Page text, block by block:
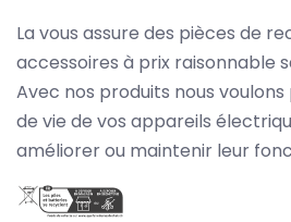
La vous assure des pièces de
accessoires à prix raisonnable
Avec nos produits nous
de vie de vos appareils
améliorer ou maintenir leur